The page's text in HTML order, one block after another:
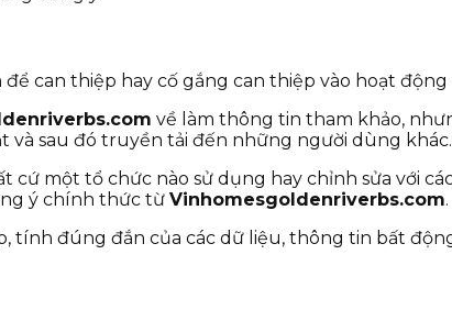
can thiệp hay cố gắng can thiệp vào hoạt
về làm thông tin tham khảo,
và sau đó truyền tải đến những người dùng khác.
cứ một tổ chức nào sử dụng hay chỉnh sửa với
ý chính thức từ Vinhomesgoldenriverbs.com.
tính đúng đắn của các dữ liệu, thông tin bất